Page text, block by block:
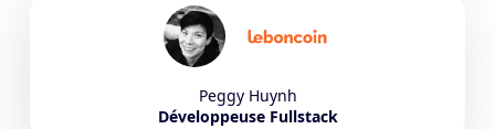
Peggy Huynh
Développeuse Fullstack